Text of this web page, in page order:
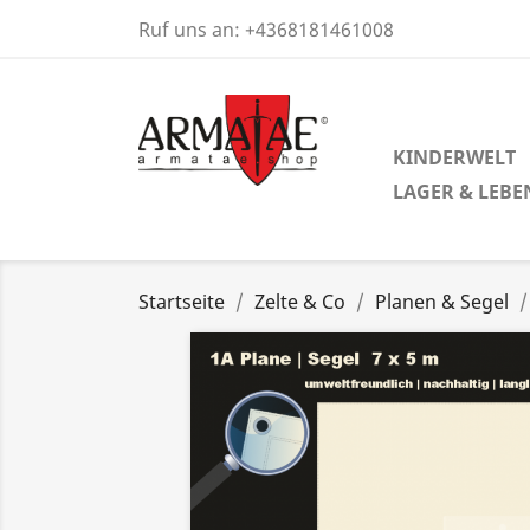
Ruf uns an: +4368181461008
KINDERWELT
LAGER &
Startseite Zelte & Co Planen & Segel